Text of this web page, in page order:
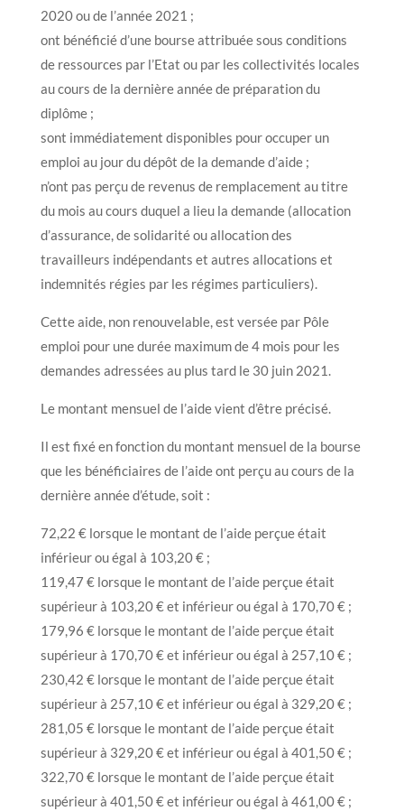
2020 ou de l’année 2021 ;
ont bénéficié d’une bourse attribuée sous conditions
de ressources par l’Etat ou par les collectivités locales
au cours de la dernière année de préparation du
diplôme ;
sont immédiatement disponibles pour occuper un
emploi au jour du dépôt de la demande d’aide ;
n’ont pas perçu de revenus de remplacement au titre
du mois au cours duquel a lieu la demande (allocation
d’assurance, de solidarité ou allocation des
travailleurs indépendants et autres allocations et
indemnités régies par les régimes particuliers).
Cette aide, non renouvelable, est versée par Pôle
emploi pour une durée maximum de 4 mois pour les
demandes adressées au plus tard le 30 juin 2021.
Le montant mensuel de l’aide vient d’être précisé.
Il est fixé en fonction du montant mensuel de la bourse
que les bénéficiaires de l’aide ont perçu au cours de la
dernière année d’étude, soit :
72,22 € lorsque le montant de l’aide perçue était
inférieur ou égal à 103,20 € ;
119,47 € lorsque le montant de l’aide perçue était
supérieur à 103,20 € et inférieur ou égal à 170,70 € ;
179,96 € lorsque le montant de l’aide perçue était
supérieur à 170,70 € et inférieur ou égal à 257,10 € ;
230,42 € lorsque le montant de l’aide perçue était
supérieur à 257,10 € et inférieur ou égal à 329,20 € ;
281,05 € lorsque le montant de l’aide perçue était
supérieur à 329,20 € et inférieur ou égal à 401,50 € ;
322,70 € lorsque le montant de l’aide perçue était
supérieur à 401,50 € et inférieur ou égal à 461,00 € ;